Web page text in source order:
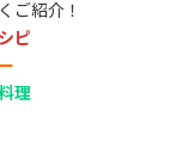
ご紹介！
ピ
理